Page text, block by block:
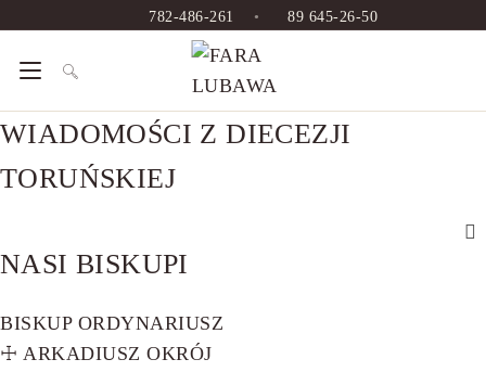
to
content
782-486-261 • 89 645-26-50
WIADOMOŚCI Z DIECEZJI
TORUŃSKIEJ
NASI BISKUPI
BISKUP ORDYNARIUSZ
☩ ARKADIUSZ OKRÓJ